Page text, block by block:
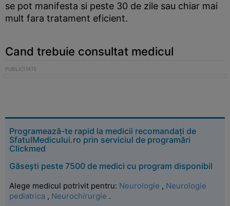
se pot manifesta si peste 30 de zile sau chiar mai
mult fara tratament eficient.
Cand trebuie consultat medicul
Programează-te rapid la medicii recomandați de
SfatulMedicului.ro prin serviciul de programări
Clickmed
Găsești peste 7500 de medici cu program disponibil
Alege medicul potrivit pentru: Neurologie , Neurologie
pediatrica , Neurochirurgie .